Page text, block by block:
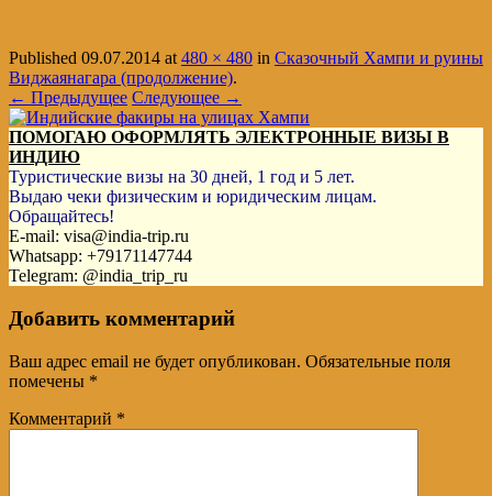
Published 09.07.2014 at480 × 480 in Сказочный Хампи и руины
Виджаянагара (продолжение).
← Предыдущее Следующее →
ПОМОГАЮ ОФОРМЛЯТЬ ЭЛЕКТРОННЫЕ ВИЗЫ В
ИНДИЮ
Туристические визы на 30 дней, 1 год и 5 лет.
Выдаю чеки физическим и юридическим лицам.
Обращайтесь!
E-mail: visa@india-trip.ru
Whatsapp: +79171147744
Telegram: @india_trip_ru
Добавить комментарий
Ваш адрес email не будет опубликован. Обязательные поля
помечены *
Комментарий *